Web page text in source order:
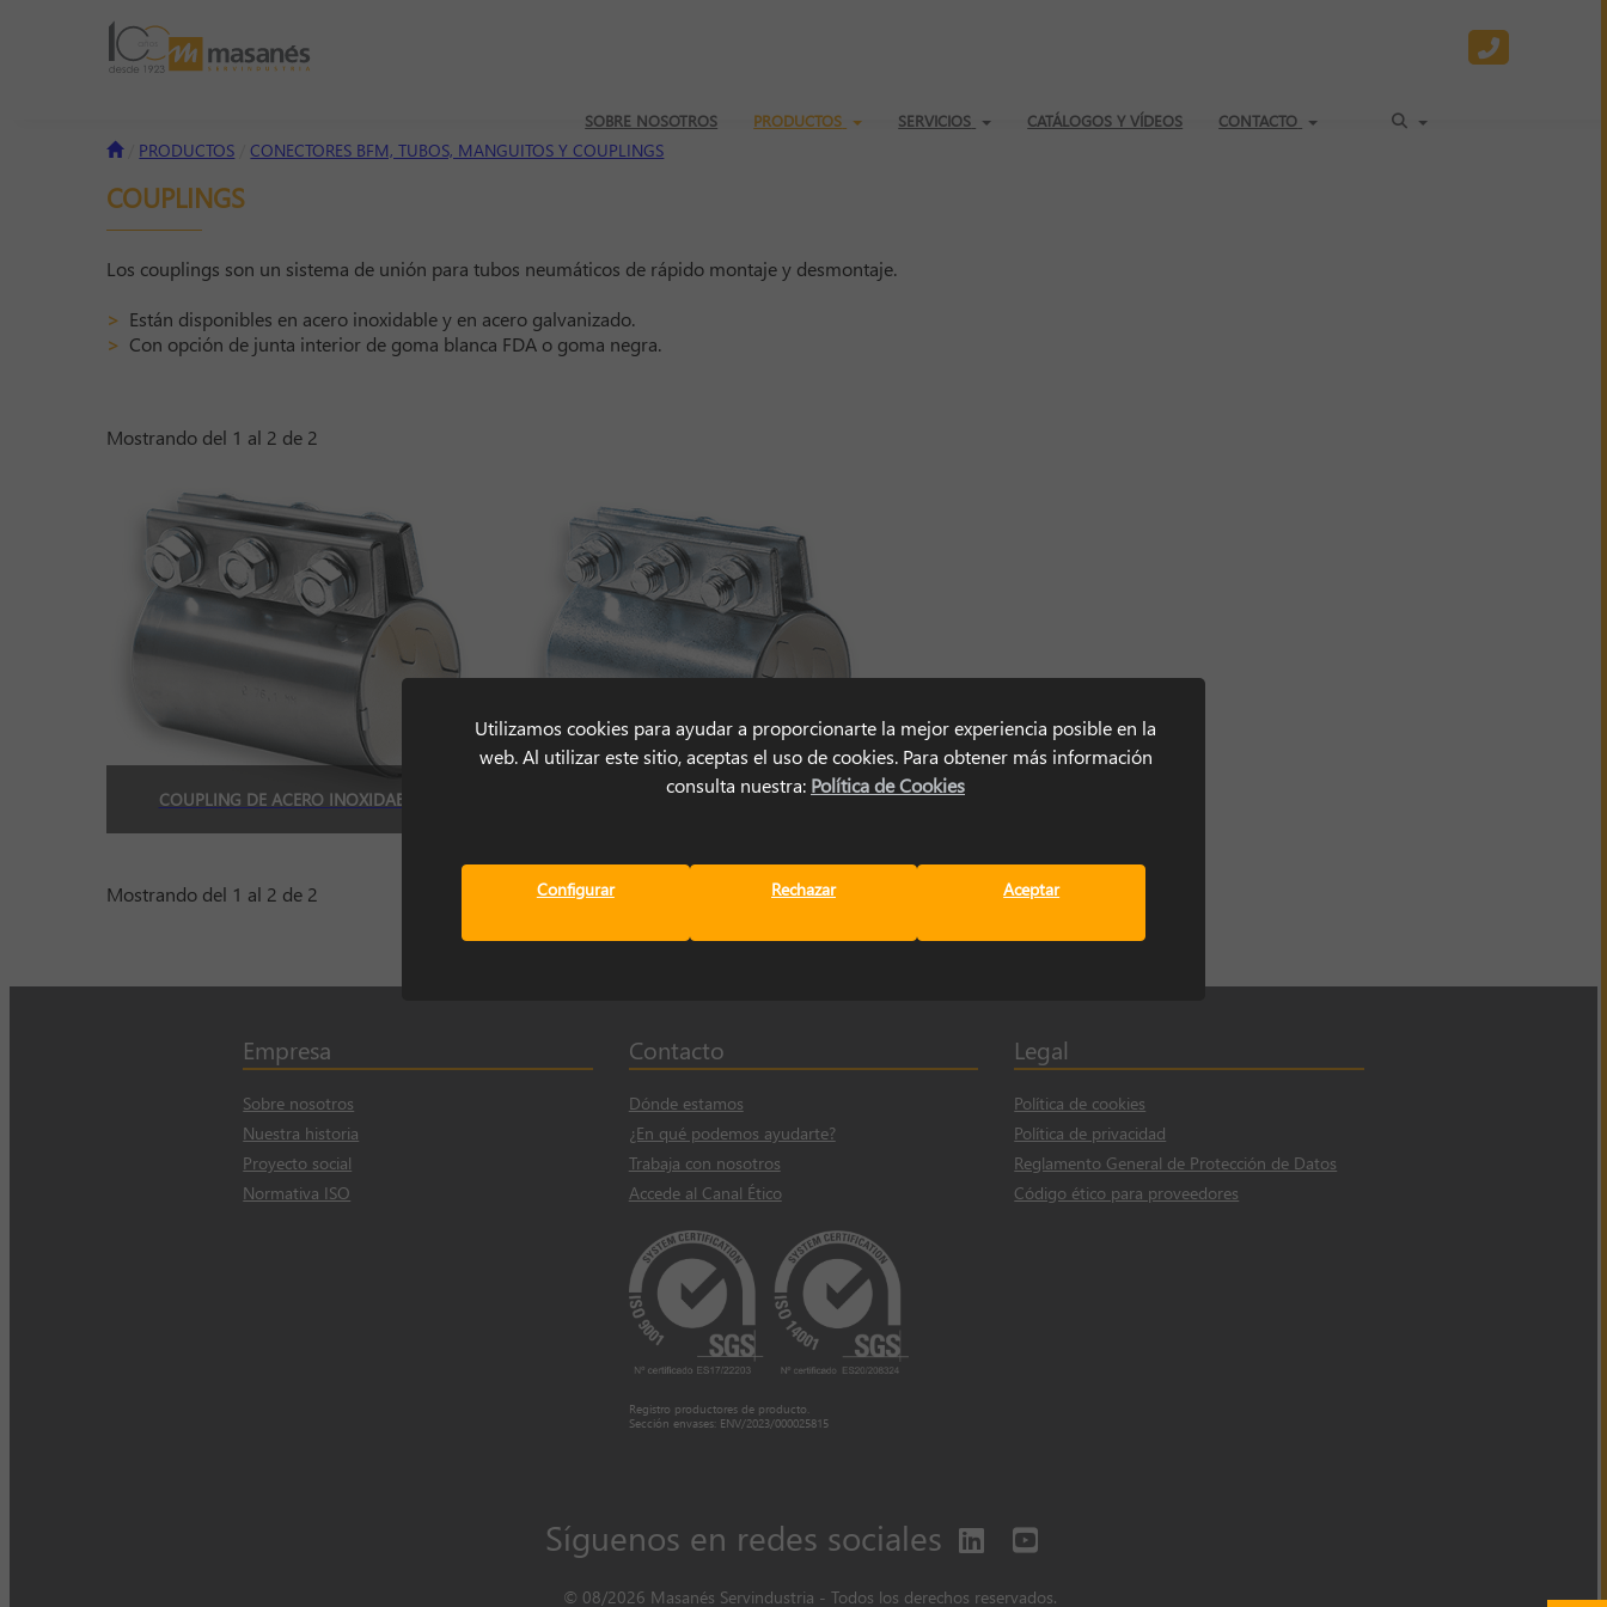
SOBRE NOSOTROS PRODUCTOS SERVICIOS CATÁLOGOS Y VÍDEOS CONTACTO
PRODUCTOS CONECTORES BFM, TUBOS, MANGUITOS Y COUPLINGS
COUPLINGS
Los couplings son un sistema de unión para tubos neumáticos de rápido montaje y desmontaje.
> Están disponibles en acero inoxidable y en acero galvanizado.
> Con opción de junta interior de goma blanca FDA o goma negra.
Mostrando del 1 al 2 de 2
COUPLING DE ACERO INOXIDABLE COUPLING DE ACERO GALVANIZADO
Mostrando del 1 al 2 de 2
Empresa
Sobre nosotros
Nuestra historia
Proyecto social
Normativa ISO
Contacto
Dónde estamos
¿En qué podemos ayudarte?
Trabaja con nosotros
Accede al Canal Ético
Legal
Política de cookies
Política de privacidad
Reglamento General de Protección de Datos
Código ético para proveedores
Registro productores de producto.
Sección envases: ENV/2023/000025815
Síguenos en redes sociales
© 08/2026 Masanés Servindustria - Todos los derechos reservados.
Utilizamos cookies para ayudar a proporcionarte la mejor experiencia posible en la
web. Al utilizar este sitio, aceptas el uso de cookies. Para obtener más información
consulta nuestra: Política de Cookies
Configurar Rechazar Aceptar